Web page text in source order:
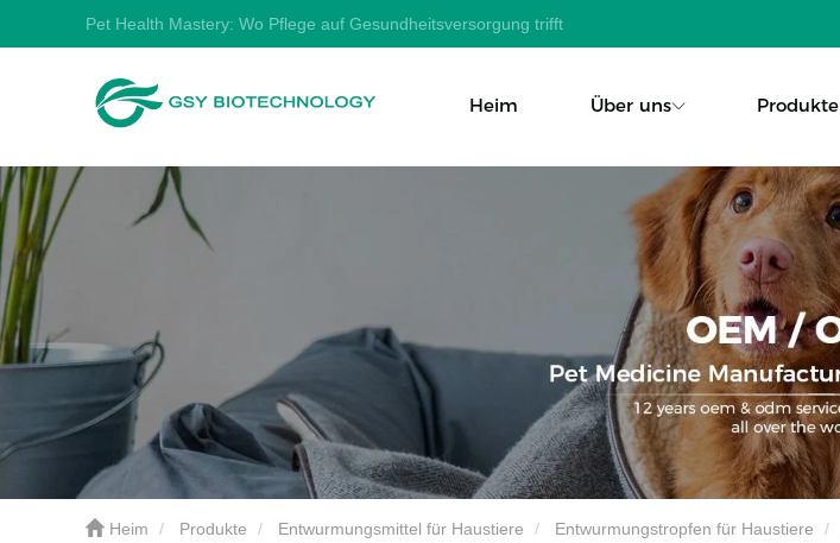
Pet Health Mastery: Wo Pflege auf Gesundheitsversorgung trifft
Heim Über uns Produkte
Heim Produkte Entwurmungsmittel für Haustiere Entwurmungstropfen für Haustiere